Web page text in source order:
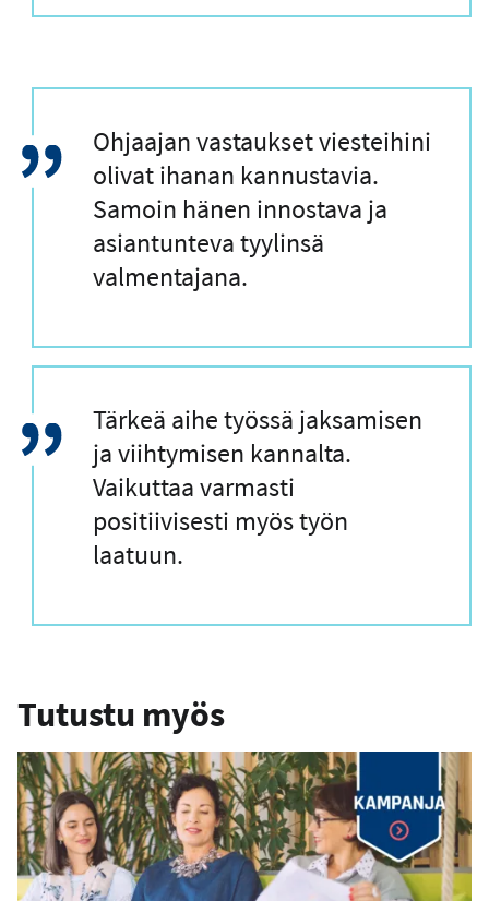
L
a
i
n
a
s
Ohjaajan vastaukset viesteihini
olivat ihanan kannustavia.
Samoin hänen innostava ja
asiantunteva tyylinsä
valmentajana.
L
a
i
n
a
s
Tärkeä aihe työssä jaksamisen
ja viihtymisen kannalta.
Vaikuttaa varmasti
positiivisesti myös työn
laatuun.
Tutustu myös